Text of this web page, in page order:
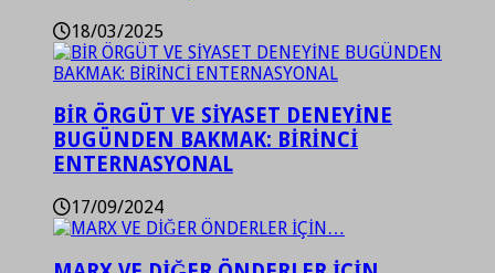
18/03/2025
BİR ÖRGÜT VE SİYASET DENEYİNE
BUGÜNDEN BAKMAK: BİRİNCİ
ENTERNASYONAL
17/09/2024